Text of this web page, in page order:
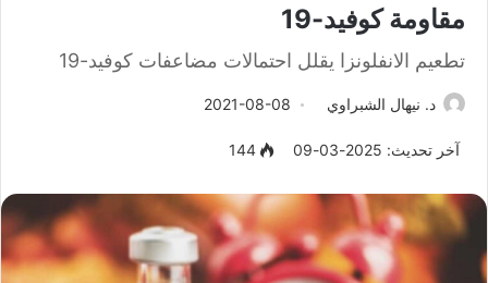
مقاومة كوفيد-19
تطعيم الانفلونزا يقلل احتمالات مضاعفات كوفيد-19
د. نيهال الشبراوي 2021-08-08
آخر تحديث: 2025-03-09 144